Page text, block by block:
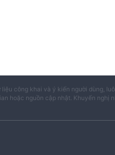
công khai và ý kiến người dùng,
hoặc nguồn cập nhật. Khuyến